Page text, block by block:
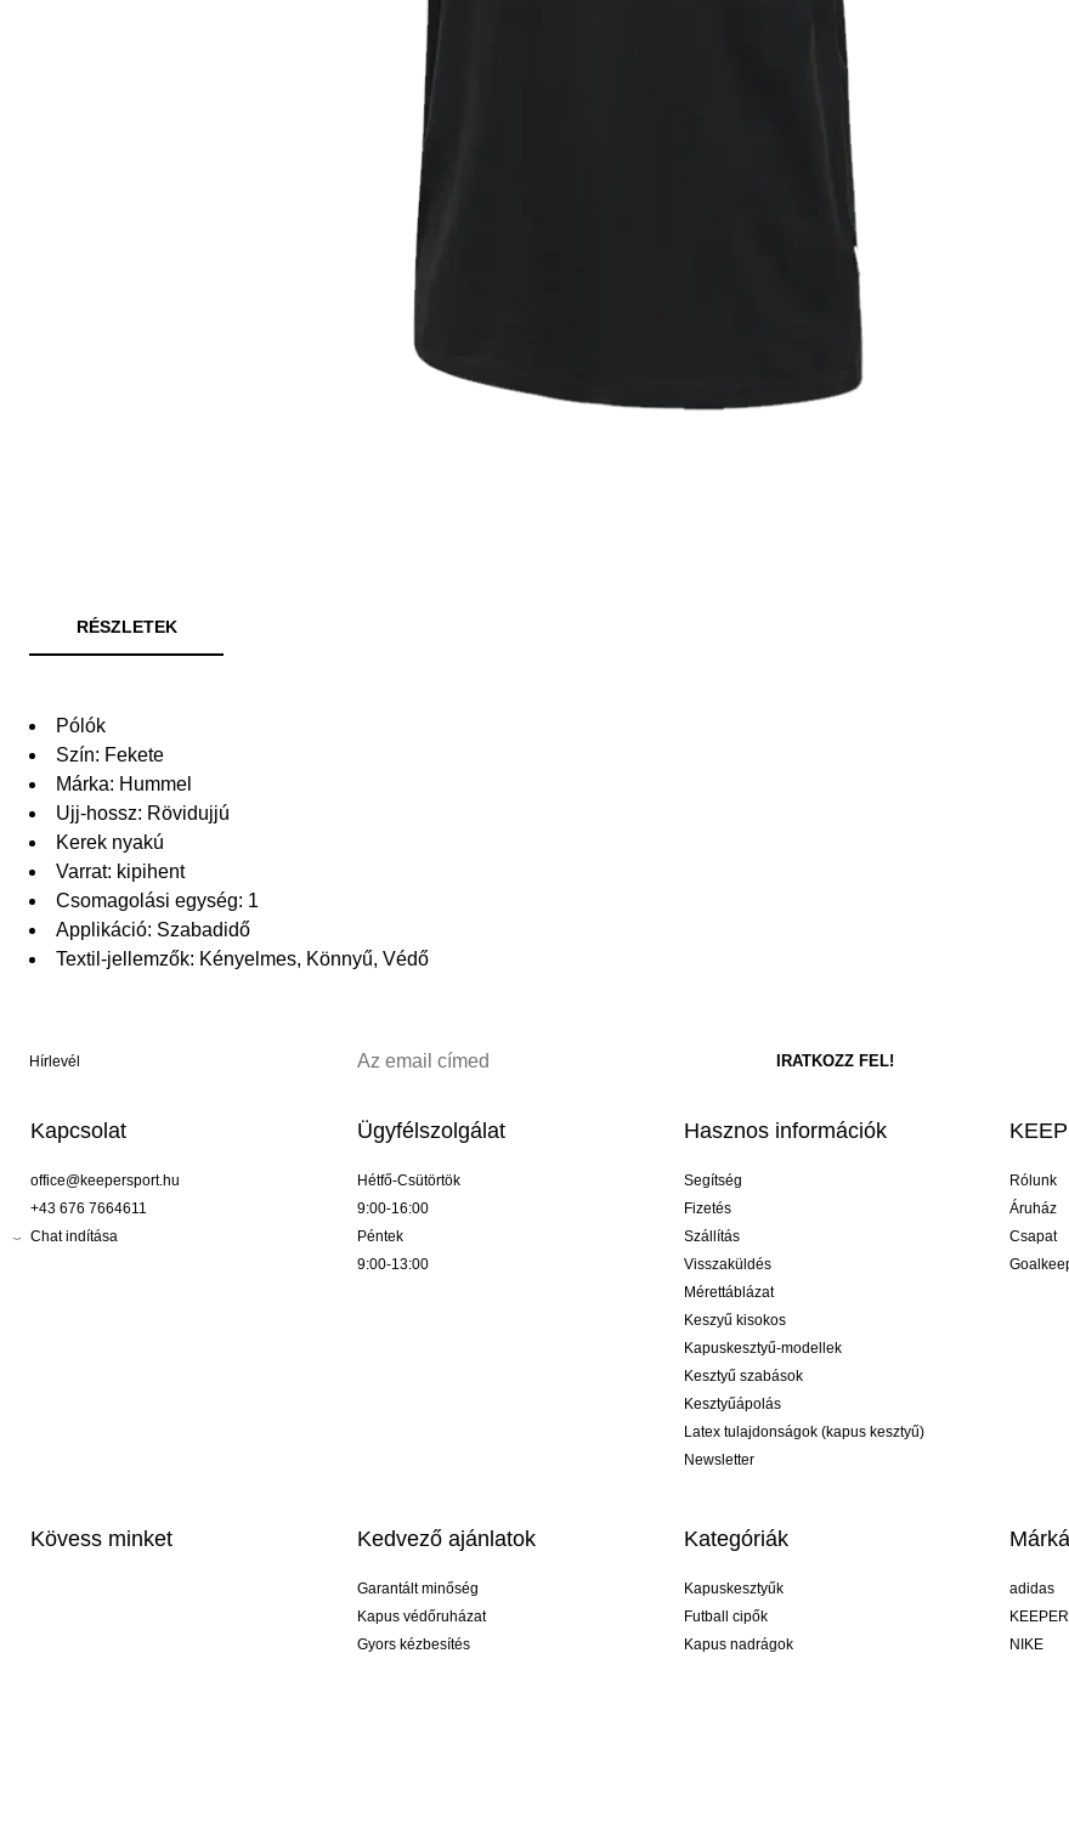
RÉSZLETEK
Pólók
Szín: Fekete
Márka: Hummel
Ujj-hossz: Rövidujjú
Kerek nyakú
Varrat: kipihent
Csomagolási egység: 1
Applikáció: Szabadidő
Textil-jellemzők: Kényelmes, Könnyű, Védő
Hírlevél
Kapcsolat
office@keepersport.hu
+43 676 7664611
Chat indítása
Ügyfélszolgálat
Hétfő-Csütörtök
9:00-16:00
Péntek
9:00-13:00
Hasznos információk
Segítség
Fizetés
Szállítás
Visszaküldés
Mérettáblázat
Keszyű kisokos
Kapuskesztyű-modellek
Kesztyű szabások
Kesztyűápolás
Latex tulajdonságok (kapus kesztyű)
Newsletter
Rólunk
Áruház
Csapat
Kövess minket Kedvező ajánlatok
Garantált minőség
Kapus védőruházat
Gyors kézbesítés
Kategóriák
Kapuskesztyűk
Futball cipők
Kapus nadrágok
adidas
NIKE